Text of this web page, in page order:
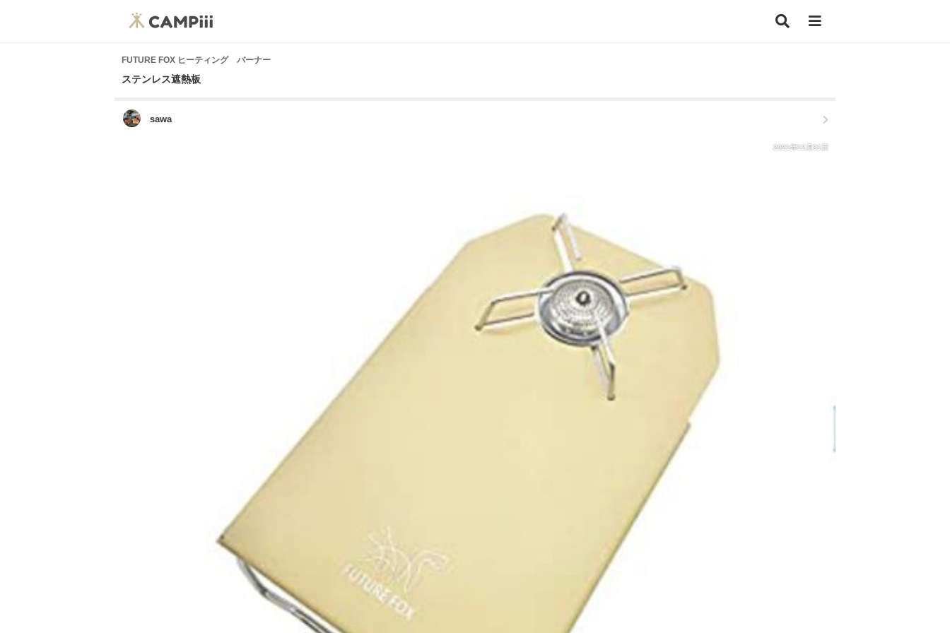
FUTURE FOX ヒーティング バーナー
ステンレス遮熱板
sawa
2021年12月31日